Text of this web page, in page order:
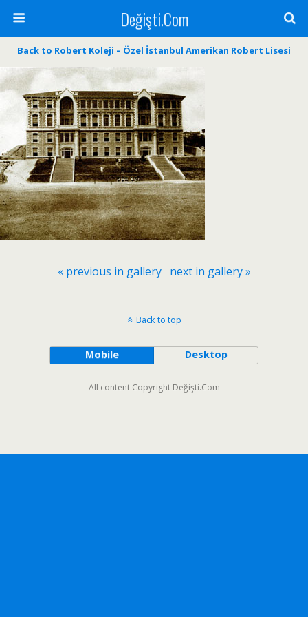
Değişti.Com
Back to Robert Koleji – Özel İstanbul Amerikan Robert Lisesi
« previous in gallery next in gallery »
Back to top
Mobile Desktop
All content Copyright Değişti.Com